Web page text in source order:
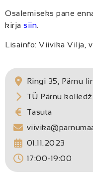
Osalemiseks pane
kirja siin.
Lisainfo: Viivika Vilja,
Ringi 35, Pärnu
TÜ Pärnu
Tasuta
01.11.2023
17:00-19:00